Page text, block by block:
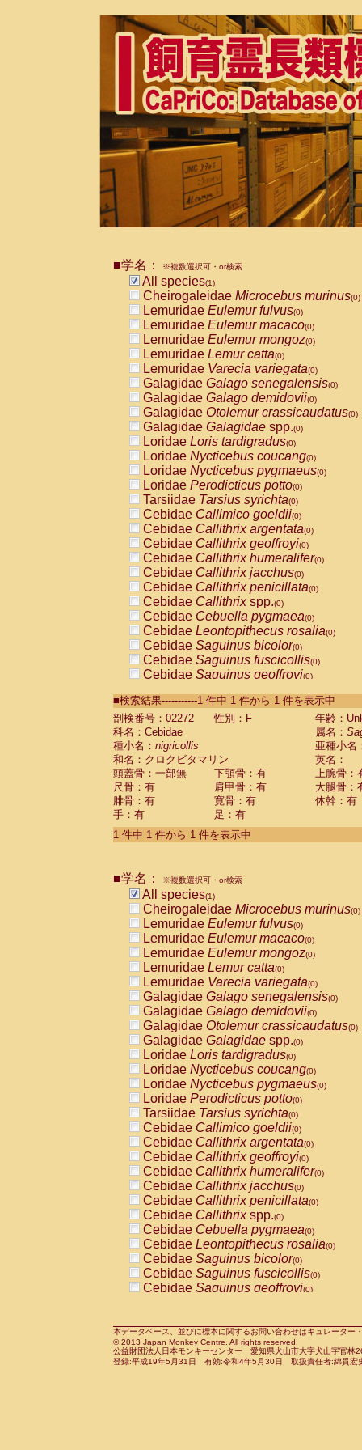
■学名： ※複数選択可・or検索
All species(1)
Cheirogaleidae Microcebus murinus(0)
Lemuridae Eulemur fulvus(0)
Lemuridae Eulemur macaco(0)
Lemuridae Eulemur mongoz(0)
Lemuridae Lemur catta(0)
Lemuridae Varecia variegata(0)
Galagidae Galago senegalensis(0)
Galagidae Galago demidovii(0)
Galagidae Otolemur crassicaudatus(0)
Galagidae Galagidae spp.(0)
Loridae Loris tardigradus(0)
Loridae Nycticebus coucang(0)
Loridae Nycticebus pygmaeus(0)
Loridae Perodicticus potto(0)
Tarsiidae Tarsius syrichta(0)
Cebidae Callimico goeldii(0)
Cebidae Callithrix argentata(0)
Cebidae Callithrix geoffroyi(0)
Cebidae Callithrix humeralifer(0)
Cebidae Callithrix jacchus(0)
Cebidae Callithrix penicillata(0)
Cebidae Callithrixspp.(0)
Cebidae Cebuella pygmaea(0)
Cebidae Leontopithecus rosalia(0)
Cebidae Saguinus bicolor(0)
Cebidae Saguinus fuscicollis(0)
Cebidae Saguinus geoffroyi(0)
CebidaeSaguinus labiatus(0)
Cebidae Saguinus leucopus (0)
Cebidae
CebidaeSaguinus mystax
CebidaeSaguinus nigricollis (1)
Cebidae Saguinus oedipus
Cebidae Saguinus weddelli
Cebidae Saguinusspp.
Cebidae Aotus trivirgatus
Cebidae Cebus albifrons
CebidaeCebus nigrivittatus
CebidaeCebus
CebidaeSaimiri boliviensis(0)
CebidaeSaimiri sciureus(0)
AtelidaeAlouatta caraya(0)
AtelidaeAlouatta fusca(0)
AtelidaeAlouatta seniculus
AtelidaeAlouattaspp.(0)
AtelidaeAteles belzebuth(0)
AtelidaeAteles geoffroyi(0)
AtelidaeAteles paniscus(0)
AtelidaeAtelesspp.(0)
Atelidae Lagothrix lagothricha
AtelidaeLagothrix lagothricha cana
PitheciidaeCacajao calvus
PitheciidaeCallicebus cupreus
PitheciidaeCallicebus donacophilus
PitheciidaeCallicebus moloch
PitheciidaeCallicebus torquatus
PitheciidaeCallicebusspp.(0)
PitheciidaeChiropotes satanas(0)
PitheciidaePithecia monachus
PitheciidaePithecia pithecia(0)
CercopithecidaeCercocebus agilis
CercopithecidaeCercocebus
CercopithecidaeCercocebus
CercopithecidaeCercocebus
CercopithecidaeCercocebus
CercopithecidaeCercocebushybrid
CercopithecidaePapio anubis(0)
CercopithecidaePapio cynocephalus
CercopithecidaePapio hamadryas(0)
■検索結果-----------1 件中 1 件から 1 件を表示中
剖検番号：02272
性別：F
年齢：
科名：Cebidae
属名：
種小名： nigricollis
亜種小名
和名：クロクビタマリン
英名：
頭蓋骨：一部無
下顎骨：有
上腕骨：
尺骨：有
肩甲骨：有
大腿骨：
腓骨：有
寛骨：有
体幹：有
手：有
足：有
1 件中 1 件から 1 件を表示中
■学名： ※複数選択可・or検索
All species(1)
Cheirogaleidae Microcebus murinus(0)
Lemuridae Eulemur fulvus(0)
Lemuridae Eulemur macaco(0)
Lemuridae Eulemur mongoz(0)
Lemuridae Lemur catta(0)
Lemuridae Varecia variegata(0)
Galagidae Galago senegalensis(0)
Galagidae Galago demidovii(0)
Galagidae Otolemur crassicaudatus(0)
Galagidae Galagidae spp.(0)
Loridae Loris tardigradus(0)
Loridae Nycticebus coucang(0)
Loridae Nycticebus pygmaeus(0)
Loridae Perodicticus potto(0)
Tarsiidae Tarsius syrichta(0)
Cebidae Callimico goeldii(0)
Cebidae Callithrix argentata(0)
Cebidae Callithrix geoffroyi(0)
Cebidae Callithrix humeralifer(0)
Cebidae Callithrix jacchus(0)
Cebidae Callithrix penicillata(0)
Cebidae Callithrixspp.(0)
Cebidae Cebuella pygmaea(0)
Cebidae Leontopithecus rosalia(0)
Cebidae Saguinus bicolor(0)
Cebidae Saguinus fuscicollis(0)
Cebidae Saguinus geoffroyi(0)
CebidaeSaguinus leucopus(0)
CebidaeSaguinus midas(0)
Cebidae Saguinus mystax(0)
本データベース、並びに標本に関するお問い合わせはキュレータ
© 2013 Japan Monkey Centre. All rights reserved.
公益財団法人日本モンキーセンター 愛知県犬山市大字犬山字官
登録:平成19年5月31日 有効:令和4年5月30日 取扱責任者:綿貫宏